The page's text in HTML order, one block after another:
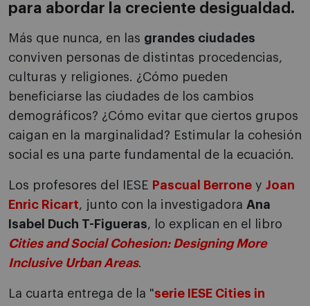
para abordar la creciente desigualdad.
Más que nunca, en las grandes ciudades
conviven personas de distintas procedencias,
culturas y religiones. ¿Cómo pueden
beneficiarse las ciudades de los cambios
demográficos? ¿Cómo evitar que ciertos grupos
caigan en la marginalidad? Estimular la cohesión
social es una parte fundamental de la ecuación.
Los profesores del IESE Pascual Berrone y Joan
Enric Ricart, junto con la investigadora Ana
Isabel Duch T-Figueras, lo explican en el libro
Cities and Social Cohesion: Designing More
Inclusive Urban Areas.
La cuarta entrega de la "serie IESE Cities in